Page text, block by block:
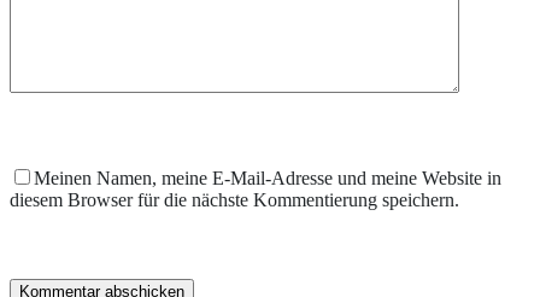
Meinen Namen, meine E-Mail-Adresse und meine Website in
diesem Browser für die nächste Kommentierung speichern.
Kommentar abschicken